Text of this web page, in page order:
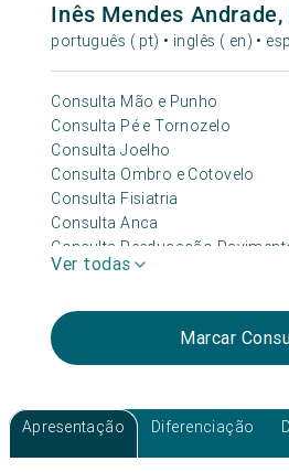
Inês Mendes Andrade,
português ( pt) • inglês ( en) •
Consulta Mão e Punho
Consulta Pé e Tornozelo
Consulta Joelho
Consulta Ombro e Cotovelo
Consulta Fisiatria
Consulta Anca
Consulta Reeducação
Consulta Incontinência Urinária
Ver todas
Marcar
Apresentação Diferenciação